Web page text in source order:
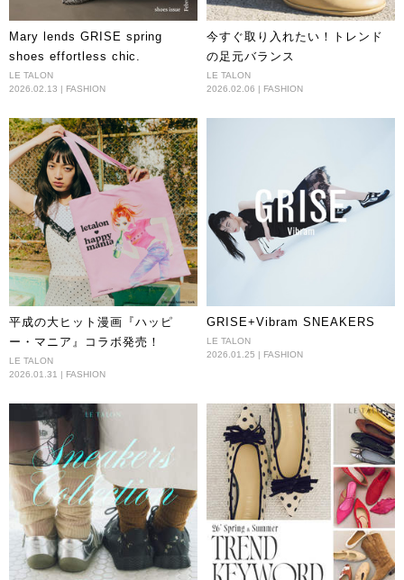
Mary lends GRISE spring
shoes effortless chic.
LE TALON
2026.02.13 | FASHION
今すぐ取り入れたい！トレンド
の足元バランス
LE TALON
2026.02.06 | FASHION
平成の大ヒット漫画『ハッピ
ー・マニア』コラボ発売！
LE TALON
2026.01.31 | FASHION
GRISE+Vibram SNEAKERS
LE TALON
2026.01.25 | FASHION